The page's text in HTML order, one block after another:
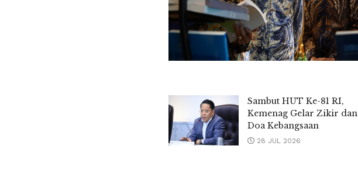
Sambut HUT Ke-81 RI,
Kemenag Gelar Zikir dan
Doa Kebangsaan
28 JUL 2026